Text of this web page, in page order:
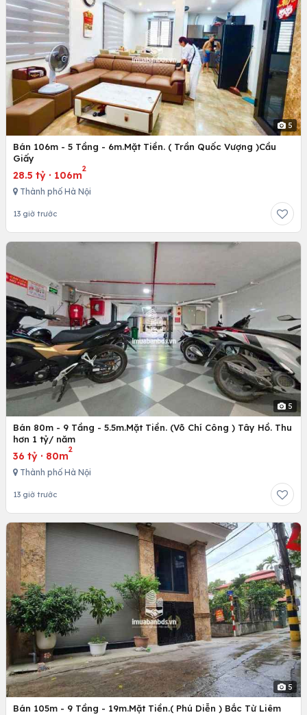
5
Bán 106m - 5 Tầng - 6m.Mặt Tiền. ( Trần Quốc Vượng )Cầu
Giấy
28.5 tỷ · 106m
2
Thành phố Hà Nội
13 giờ trước
5
Bán 80m - 9 Tầng - 5.5m.Mặt Tiền. (Võ Chí Công ) Tây Hồ. Thu
hơn 1 tỷ/ năm
36 tỷ · 80m
2
Thành phố Hà Nội
13 giờ trước
5
Bán 105m - 9 Tầng - 19m.Mặt Tiền.( Phú Diễn ) Bắc Từ Liêm